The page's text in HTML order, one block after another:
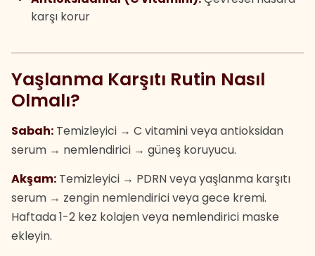
karşı korur
Yaşlanma Karşıtı Rutin Nasıl
Olmalı?
Sabah: Temizleyici → C vitamini veya antioksidan
serum → nemlendirici → güneş koruyucu.
Akşam: Temizleyici → PDRN veya yaşlanma karşıtı
serum → zengin nemlendirici veya gece kremi.
Haftada 1-2 kez kolajen veya nemlendirici maske
ekleyin.